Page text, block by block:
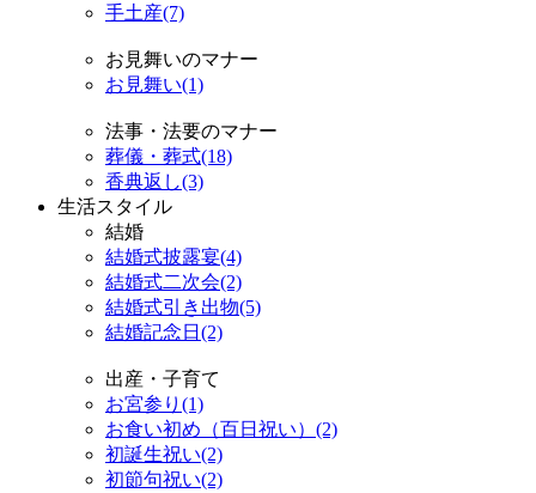
手土産(7)
お見舞いのマナー
お見舞い(1)
法事・法要のマナー
葬儀・葬式(18)
香典返し(3)
生活スタイル
結婚
結婚式披露宴(4)
結婚式二次会(2)
結婚式引き出物(5)
結婚記念日(2)
出産・子育て
お宮参り(1)
お食い初め（百日祝い）(2)
初誕生祝い(2)
初節句祝い(2)